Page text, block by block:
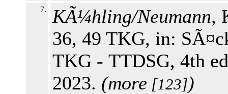
7. KÃ¼hling/Neumann,
36, 49 TKG, in:
TKG - TTDSG, 4th
2023. (more [123])